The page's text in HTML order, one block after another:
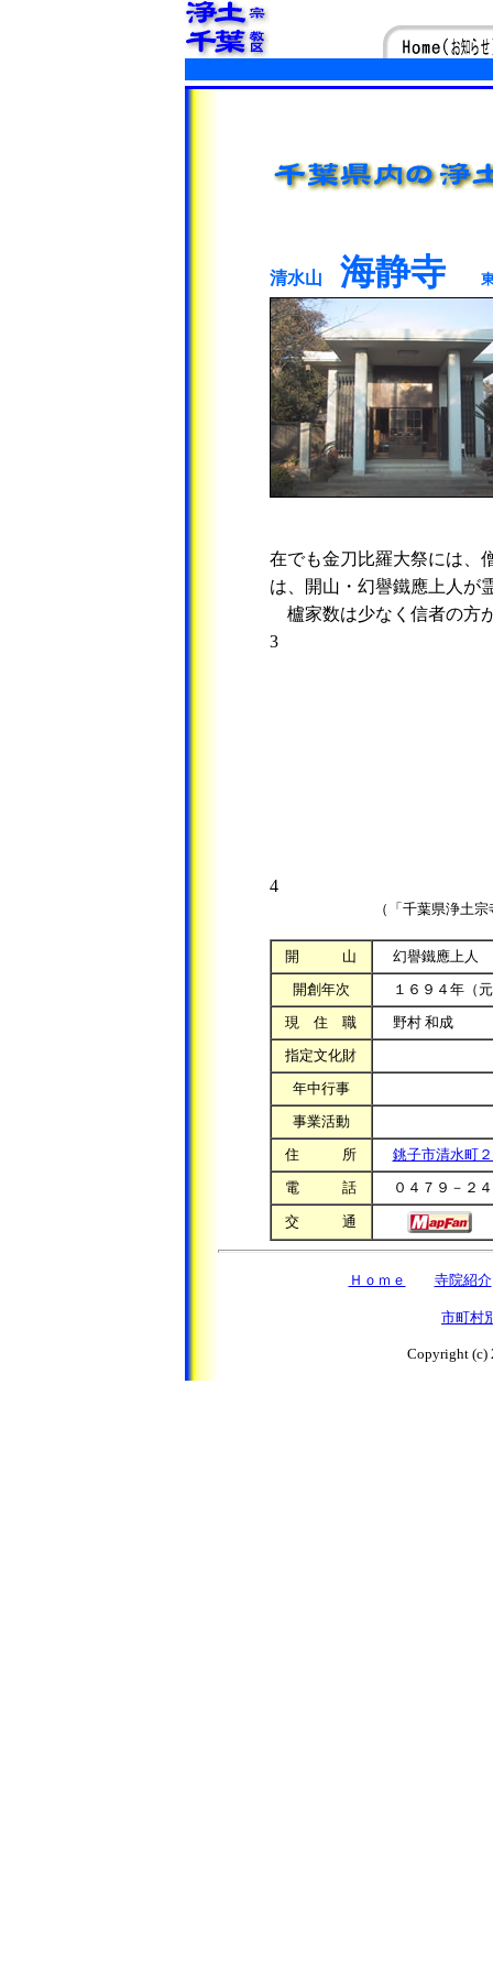
清水山 海静寺
在でも金刀比羅大祭には、
は、開山・幻譽鐵應上人が
櫨家数は少なく信者の方
3
4
（「千葉県浄
開 山
幻譽鐵應上人
開創年次
１６９４年（
現 住 職
野村 和成
指定文化財
年中行事
事業活動
住 所
銚子市清水町
電 話
０４７９－２
交 通
Ｈｏｍｅ 寺院紹介
市町村
Copyright (c)